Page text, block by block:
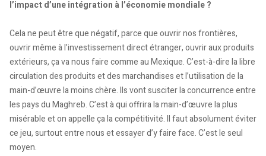
l’impact d’une intégration à l’économie mondiale ?
Cela ne peut être que négatif, parce que ouvrir nos frontières,
ouvrir même à l’investissement direct étranger, ouvrir aux produits
extérieurs, ça va nous faire comme au Mexique. C’est-à-dire la libre
circulation des produits et des marchandises et l’utilisation de la
main-d’œuvre la moins chère. Ils vont susciter la concurrence entre
les pays du Maghreb. C’est à qui offrira la main-d’œuvre la plus
misérable et on appelle ça la compétitivité. Il faut absolument éviter
ce jeu, surtout entre nous et essayer d’y faire face. C’est le seul
moyen.